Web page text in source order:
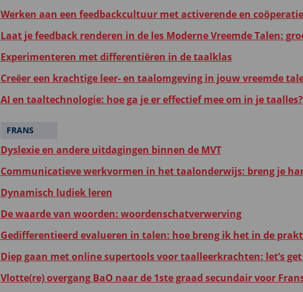
Werken aan een feedbackcultuur met activerende en
Laat je feedback renderen in de les Moderne Vreemde Talen:
Experimenteren met differentiëren in de taalklas
Creëer een krachtige leer- en taalomgeving in jouw vreemde
AI en taaltechnologie: hoe ga je er effectief mee om in je taalles?
FRANS
Dyslexie en andere uitdagingen binnen de MVT
Communicatieve werkvormen in het taalonderwijs: breng je
Dynamisch ludiek leren
De waarde van woorden: woordenschatverwerving
Gedifferentieerd evalueren in talen: hoe breng ik het in de
Diep gaan met online supertools voor taalleerkrachten: let’s
Vlotte(re) overgang BaO naar de 1ste graad secundair voor